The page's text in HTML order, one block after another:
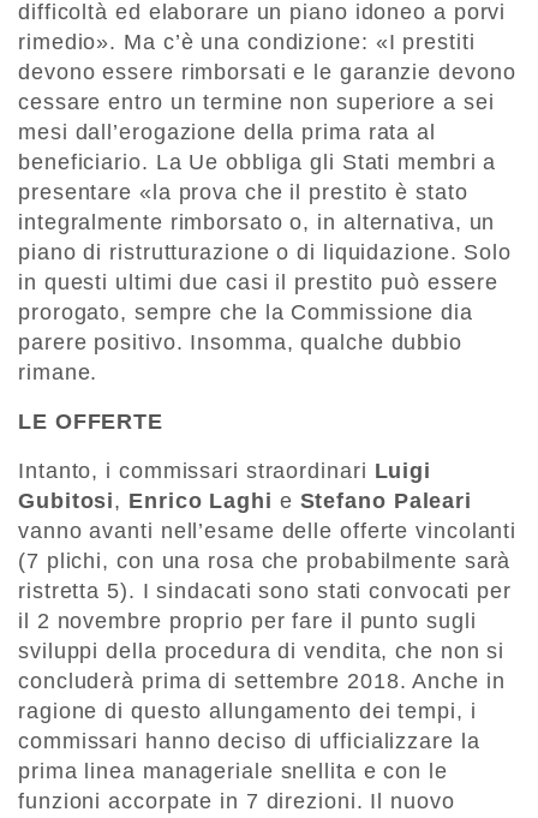
difficoltà ed elaborare un piano idoneo a porvi
rimedio». Ma c’è una condizione: «I prestiti
devono essere rimborsati e le garanzie devono
cessare entro un termine non superiore a sei
mesi dall’erogazione della prima rata al
beneficiario. La Ue obbliga gli Stati membri a
presentare «la prova che il prestito è stato
integralmente rimborsato o, in alternativa, un
piano di ristrutturazione o di liquidazione. Solo
in questi ultimi due casi il prestito può essere
prorogato, sempre che la Commissione dia
parere positivo. Insomma, qualche dubbio
rimane.
LE OFFERTE
Intanto, i commissari straordinari Luigi
Gubitosi, Enrico Laghi e Stefano Paleari
vanno avanti nell’esame delle offerte vincolanti
(7 plichi, con una rosa che probabilmente sarà
ristretta 5). I sindacati sono stati convocati per
il 2 novembre proprio per fare il punto sugli
sviluppi della procedura di vendita, che non si
concluderà prima di settembre 2018. Anche in
ragione di questo allungamento dei tempi, i
commissari hanno deciso di ufficializzare la
prima linea manageriale snellita e con le
funzioni accorpate in 7 direzioni. Il nuovo